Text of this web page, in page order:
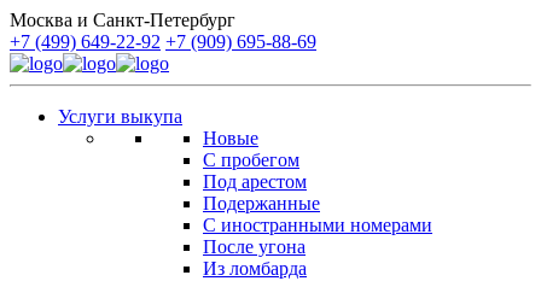
Москва и Санкт-Петербург
+7 (499) 649-22-92 +7 (909) 695-88-69
Услуги выкупа
Новые
С пробегом
Под арестом
Подержанные
С иностранными номерами
После угона
Из ломбарда